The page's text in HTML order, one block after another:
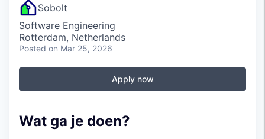
Sobolt
Software Engineering
Rotterdam, Netherlands
Posted on Mar 25, 2026
Apply now
Wat ga je doen?